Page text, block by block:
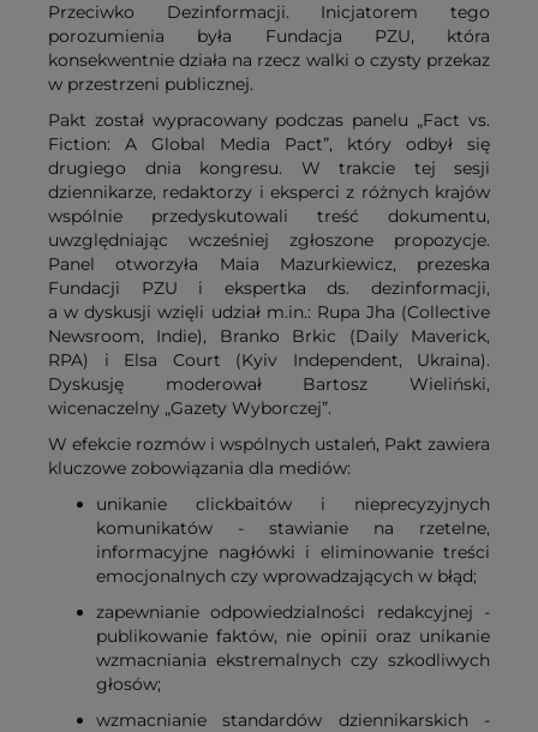
Przeciwko Dezinformacji. Inicjatorem tego
porozumienia była Fundacja PZU, która
konsekwentnie działa na rzecz walki o czysty przekaz
w przestrzeni publicznej.
Pakt został wypracowany podczas panelu „Fact vs.
Fiction: A Global Media Pact”, który odbył się
drugiego dnia kongresu. W trakcie tej sesji
dziennikarze, redaktorzy i eksperci z różnych krajów
wspólnie przedyskutowali treść dokumentu,
uwzględniając wcześniej zgłoszone propozycje.
Panel otworzyła Maia Mazurkiewicz, prezeska
Fundacji PZU i ekspertka ds. dezinformacji,
a w dyskusji wzięli udział m.in.: Rupa Jha (Collective
Newsroom, Indie), Branko Brkic (Daily Maverick,
RPA) i Elsa Court (Kyiv Independent, Ukraina).
Dyskusję moderował Bartosz Wieliński,
wicenaczelny „Gazety Wyborczej”.
W efekcie rozmów i wspólnych ustaleń, Pakt zawiera
kluczowe zobowiązania dla mediów:
unikanie clickbaitów i nieprecyzyjnych
komunikatów - stawianie na rzetelne,
informacyjne nagłówki i eliminowanie treści
emocjonalnych czy wprowadzających w błąd;
zapewnianie odpowiedzialności redakcyjnej -
publikowanie faktów, nie opinii oraz unikanie
wzmacniania ekstremalnych czy szkodliwych
głosów;
wzmacnianie standardów dziennikarskich -